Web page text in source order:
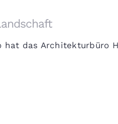
hat das Architekturbüro